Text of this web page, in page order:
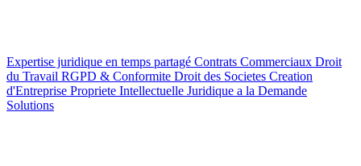
Expertise juridique en temps partagé Contrats Commerciaux Droit
du Travail RGPD & Conformite Droit des Societes Creation
d'Entreprise Propriete Intellectuelle Juridique a la Demande
Solutions